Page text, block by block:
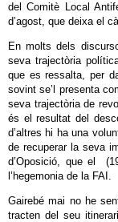
del Comitè Local
d’agost, que deixa el
En molts dels
seva trajectòria
que es ressalta, per
sovint se’l presenta
seva trajectòria de
és el resultat del
d’altres hi ha una
de recuperar la seva
d’Oposició, que el
l’hegemonia de la FAI.
Gairebé mai no he
tracten del seu